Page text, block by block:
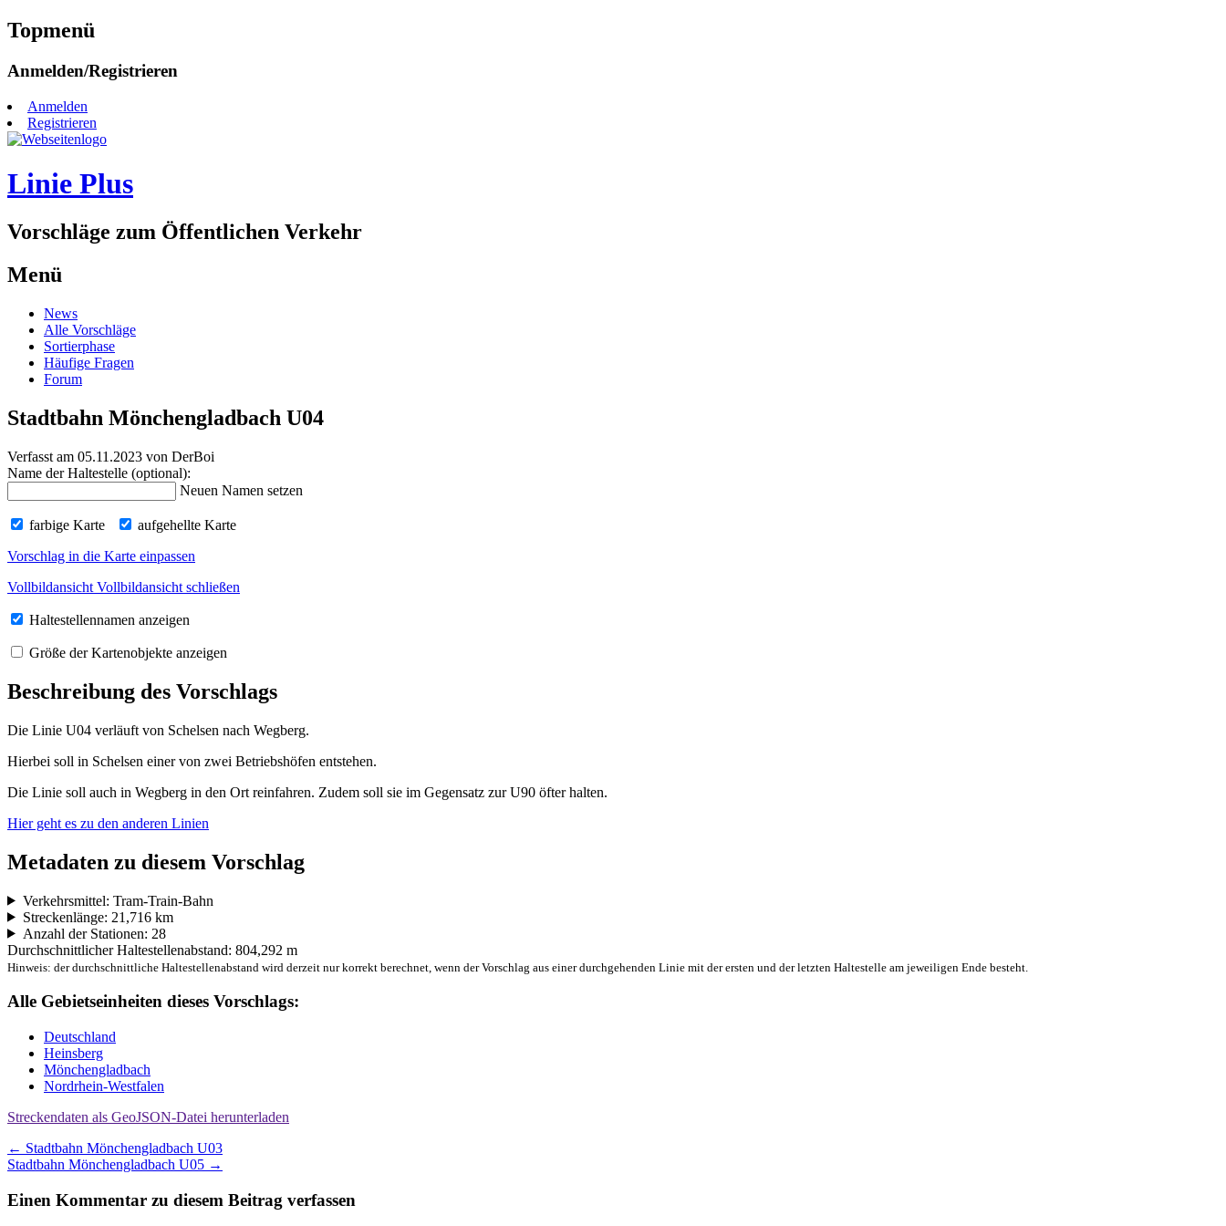
Topmenü
Zum
springen
Anmelden/Registrieren
Anmelden
Registrieren
Linie Plus
Vorschläge zum Öffentlichen Verkehr
Menü
Zum
Inhalt
springen
News
Alle Vorschläge
Sortierphase
Häufige Fragen
Forum
Stadtbahn Mönchengladbach U04
Verfasst am 05.11.2023 von DerBoi
Name der Haltestelle (optional):
Neuen Namen setzen
farbige Karte
aufgehellte Karte
Vorschlag in die Karte einpassen
Vollbildansicht Vollbildansicht schließen
Haltestellennamen anzeigen
Größe der Kartenobjekte anzeigen
Beschreibung des Vorschlags
Die Linie U04 verläuft von Schelsen nach Wegberg.
Hierbei soll in Schelsen einer von zwei Betriebshöfen entstehen.
Die Linie soll auch in Wegberg in den Ort reinfahren. Zudem soll sie im Gegensatz zur U90 öfter halten.
Hier geht es zu den anderen Linien
Metadaten zu diesem Vorschlag
Verkehrsmittel: Tram-Train-Bahn
Streckenlänge: 21,716 km
Anzahl der Stationen: 28
Durchschnittlicher Haltestellenabstand: 804,292 m
Hinweis: der durchschnittliche Haltestellenabstand wird derzeit nur korrekt berechnet, wenn der Vorschlag aus einer durchgehenden Linie mit der ersten und der letzten Haltestelle am jeweiligen Ende besteht.
Alle Gebietseinheiten dieses Vorschlags:
Deutschland
Heinsberg
Mönchengladbach
Nordrhein-Westfalen
Streckendaten als GeoJSON-Datei herunterladen
Beitragsnavigation
← Stadtbahn Mönchengladbach U03
Stadtbahn Mönchengladbach U05 →
Einen Kommentar zu diesem Beitrag verfassen